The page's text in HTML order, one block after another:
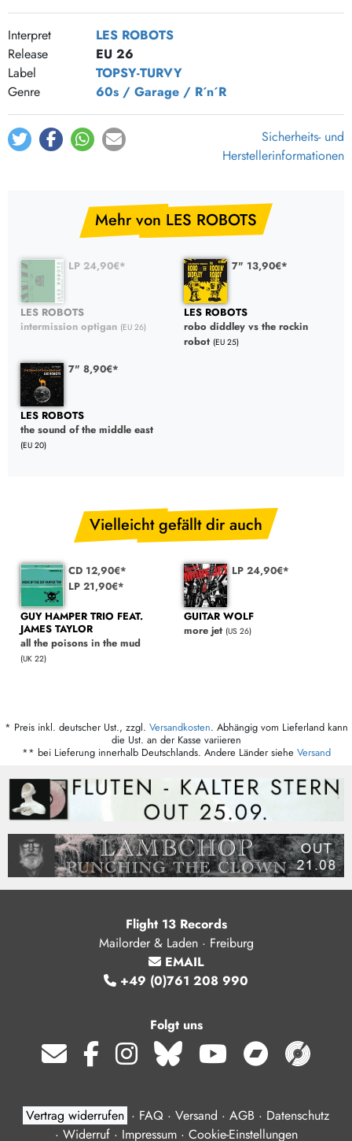
Interpret
LES ROBOTS
Release
EU 26
Label
TOPSY-TURVY
Genre
60s / Garage / R´n´R
Sicherheits- und
Herstellerinformationen
Mehr von LES ROBOTS
LP 24,90€*
LES ROBOTS
intermission optigan (EU 26)
7" 13,90€*
LES ROBOTS
robo diddley vs the rockin
robot (EU 25)
7" 8,90€*
LES ROBOTS
the sound of the middle east
(EU 20)
Vielleicht gefällt dir auch
CD 12,90€*
LP 21,90€*
GUY HAMPER TRIO FEAT.
JAMES TAYLOR
all the poisons in the mud
(UK 22)
LP 24,90€*
GUITAR WOLF
more jet (US 26)
* Preis inkl. deutscher Ust., zzgl. Versandkosten. Abhängig vom Lieferland kann
die Ust. an der Kasse variieren
** bei Lieferung innerhalb Deutschlands. Andere Länder siehe Versand
Flight 13 Records
Mailorder & Laden · Freiburg
EMAIL
+49 (0)761 208 990
Folgt uns
Vertrag widerrufen · FAQ · Versand · AGB · Datenschutz
· Widerruf· Impressum· Cookie-Einstellungen